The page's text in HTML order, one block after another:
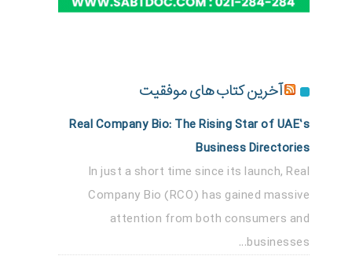
آخرین کتاب های موفقیت
Real Company Bio: The Rising Star of UAE’s
Business Directories
In just a short time since its launch, Real
Company Bio (RCO) has gained massive
attention from both consumers and
businesses...